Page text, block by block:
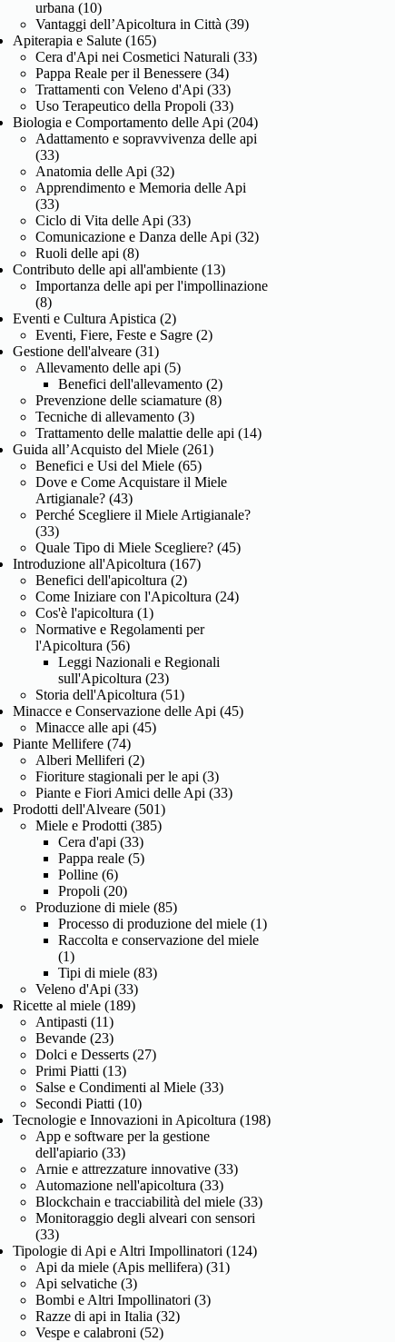
urbana (10)
Vantaggi dell’Apicoltura in Città (39)
Apiterapia e Salute (165)
Cera d'Api nei Cosmetici Naturali (33)
Pappa Reale per il Benessere (34)
Trattamenti con Veleno d'Api (33)
Uso Terapeutico della Propoli (33)
Biologia e Comportamento delle Api (204)
Adattamento e sopravvivenza delle api
(33)
Anatomia delle Api (32)
Apprendimento e Memoria delle Api
(33)
Ciclo di Vita delle Api (33)
Comunicazione e Danza delle Api (32)
Ruoli delle api (8)
Contributo delle api all'ambiente (13)
Importanza delle api per l'impollinazione
(8)
Eventi e Cultura Apistica (2)
Eventi, Fiere, Feste e Sagre (2)
Gestione dell'alveare (31)
Allevamento delle api (5)
Benefici dell'allevamento (2)
Prevenzione delle sciamature (8)
Tecniche di allevamento (3)
Trattamento delle malattie delle api (14)
Guida all’Acquisto del Miele (261)
Benefici e Usi del Miele (65)
Dove e Come Acquistare il Miele
Artigianale? (43)
Perché Scegliere il Miele Artigianale?
(33)
Quale Tipo di Miele Scegliere? (45)
Introduzione all'Apicoltura (167)
Benefici dell'apicoltura (2)
Come Iniziare con l'Apicoltura (24)
Cos'è l'apicoltura (1)
Normative e Regolamenti per
l'Apicoltura (56)
Leggi Nazionali e Regionali
sull'Apicoltura (23)
Storia dell'Apicoltura (51)
Minacce e Conservazione delle Api (45)
Minacce alle api (45)
Piante Mellifere (74)
Alberi Melliferi (2)
Fioriture stagionali per le api (3)
Piante e Fiori Amici delle Api (33)
Prodotti dell'Alveare (501)
Miele e Prodotti (385)
Cera d'api (33)
Pappa reale (5)
Polline (6)
Propoli (20)
Produzione di miele (85)
Processo di produzione del miele (1)
Raccolta e conservazione del miele
(1)
Tipi di miele (83)
Veleno d'Api (33)
Ricette al miele (189)
Antipasti (11)
Bevande (23)
Dolci e Desserts (27)
Primi Piatti (13)
Salse e Condimenti al Miele (33)
Secondi Piatti (10)
Tecnologie e Innovazioni in Apicoltura (198)
App e software per la gestione
dell'apiario (33)
Arnie e attrezzature innovative (33)
Automazione nell'apicoltura (33)
Blockchain e tracciabilità del miele (33)
Monitoraggio degli alveari con sensori
(33)
Tipologie di Api e Altri Impollinatori (124)
Api da miele (Apis mellifera) (31)
Api selvatiche (3)
Bombi e Altri Impollinatori (3)
Razze di api in Italia (32)
Vespe e calabroni (52)